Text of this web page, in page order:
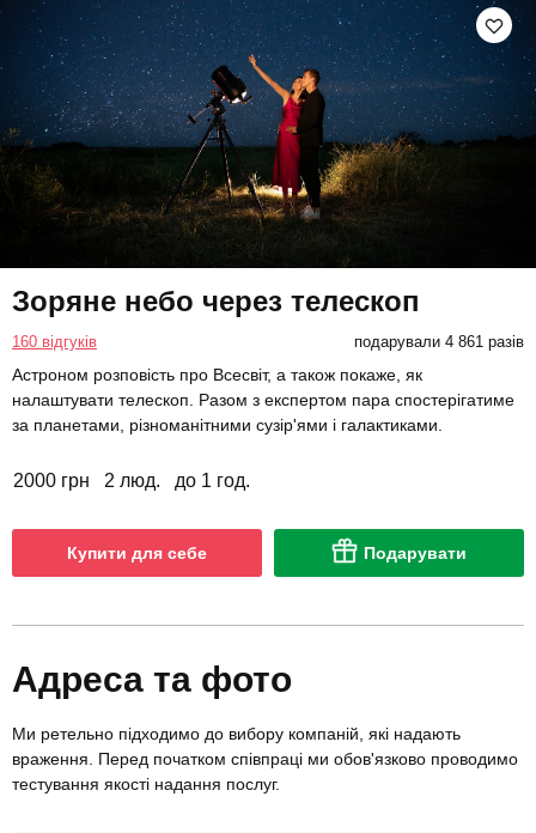
Зоряне небо через телескоп
160 відгуків подарували 4 861 разів
Астроном розповість про Всесвіт, а також покаже, як
налаштувати телескоп. Разом з експертом пара спостерігатиме
за планетами, різноманітними сузір'ями і галактиками.
2000 грн 2 люд. до 1 год.
Купити для себе Подарувати
Адреса та фото
Ми ретельно підходимо до вибору компаній, які надають
враження. Перед початком співпраці ми обов'язково проводимо
тестування якості надання послуг.